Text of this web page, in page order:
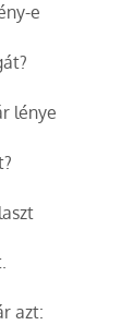
e
lénye
azt: